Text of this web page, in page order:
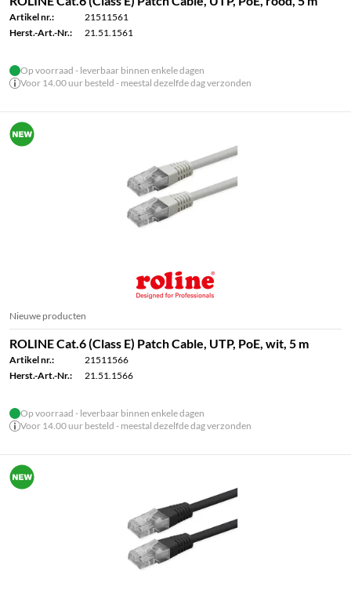
Artikel nr.:
21511561
Herst.-Art.-Nr.:
21.51.1561
Op voorraad - leverbaar binnen enkele dagen
Voor 14.00 uur besteld - meestal dezelfde dag verzonden
Nieuwe producten
ROLINE Cat.6 (Class E) Patch Cable, UTP, PoE, wit, 5 m
Artikel nr.:
21511566
Herst.-Art.-Nr.:
21.51.1566
Op voorraad - leverbaar binnen enkele dagen
Voor 14.00 uur besteld - meestal dezelfde dag verzonden